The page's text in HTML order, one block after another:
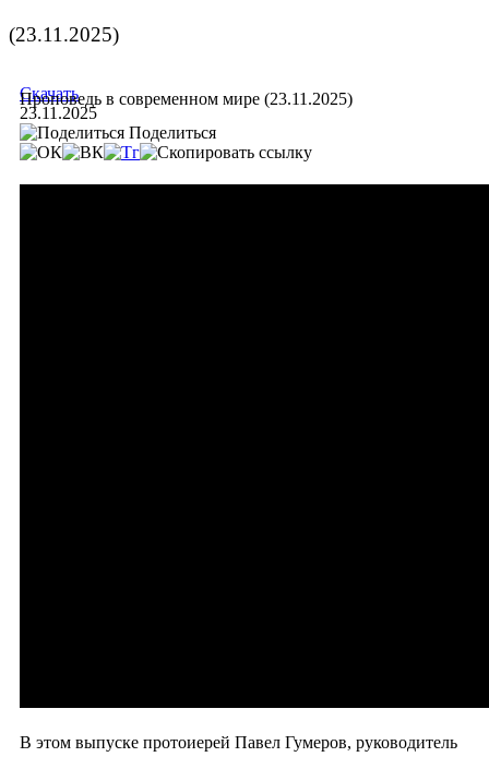
(23.11.2025)
Проповедь в современном мире (23.11.2025)
Скачать
23.11.2025
Поделиться
В этом выпуске протоиерей Павел Гумеров, руководитель